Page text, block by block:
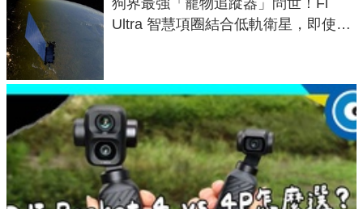
Ultra 智慧項圈結合低軌衛星，即使在